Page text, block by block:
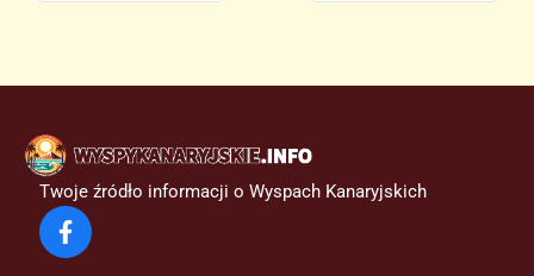
Twoje źródło informacji o Wyspach Kanaryjskich